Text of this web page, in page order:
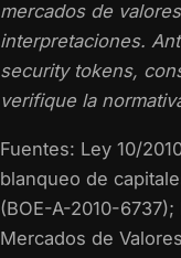
mercados de
interpretaciones.
security tokens,
verifique la
Fuentes: Ley 10/
blanqueo de
(BOE-A-2010-
Mercados de